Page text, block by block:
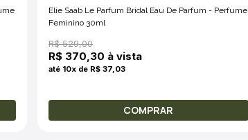
Elie Saab Le Parfum Bridal Eau De Parfum - Perfume
Feminino 30ml
R$ 529,00
R$ 370,30 à vista
até 10x de R$ 37,03
COMPRAR